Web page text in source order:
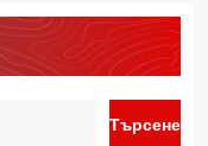
Търсене